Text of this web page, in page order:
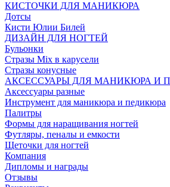
КИСТОЧКИ ДЛЯ МАНИКЮРА
Дотсы
Кисти Юлии Билей
ДИЗАЙН ДЛЯ НОГТЕЙ
Бульонки
Стразы Mix в карусели
Стразы конусные
АКСЕССУАРЫ ДЛЯ МАНИКЮРА И
Аксессуары разные
Инструмент для маникюра и педикюра
Палитры
Формы для наращивания ногтей
Футляры, пеналы и емкости
Щеточки для ногтей
Компания
Дипломы и награды
Отзывы